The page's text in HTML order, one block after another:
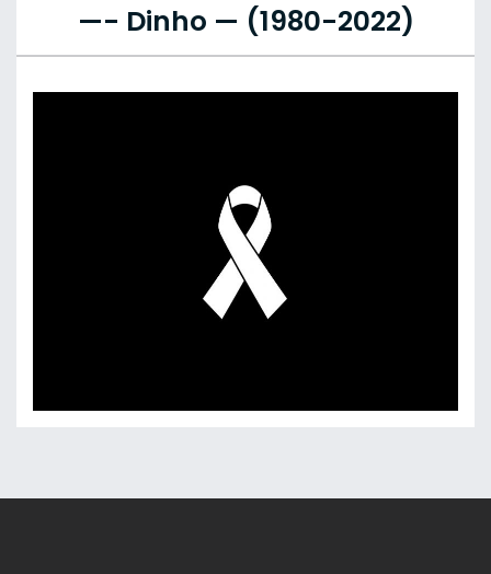
—- Dinho — (1980-2022)